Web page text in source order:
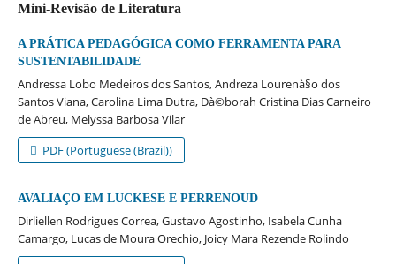
Mini-Revisão de Literatura
A PRÁTICA PEDAGÓGICA COMO FERRAMENTA PARA
SUSTENTABILIDADE
Andressa Lobo Medeiros dos Santos, Andreza Lourenà§o dos
Santos Viana, Carolina Lima Dutra, Dà©borah Cristina Dias Carneiro
de Abreu, Melyssa Barbosa Vilar
PDF (Portuguese (Brazil))
AVALIAÇO EM LUCKESE E PERRENOUD
Dirliellen Rodrigues Correa, Gustavo Agostinho, Isabela Cunha
Camargo, Lucas de Moura Orechio, Joicy Mara Rezende Rolindo